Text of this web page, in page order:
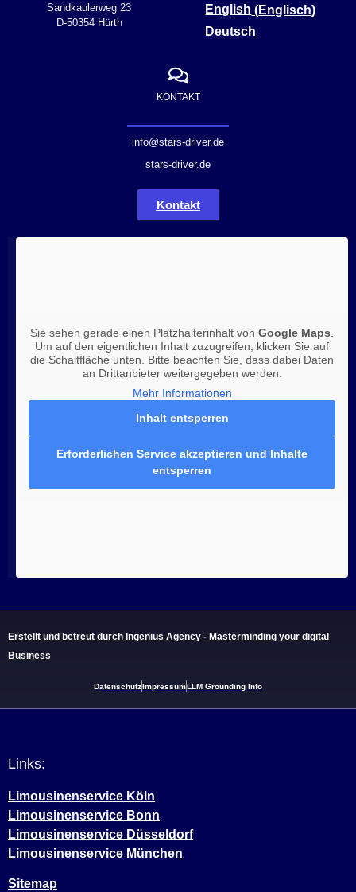
Sandkaulerweg 23
D-50354 Hürth
English (Englisch)
Deutsch
KONTAKT
info@stars-driver.de
stars-driver.de
Kontakt
Sie sehen gerade einen Platzhalterinhalt von Google Maps
Um auf den eigentlichen Inhalt zuzugreifen, klicken Sie auf
die Schaltfläche unten. Bitte beachten Sie, dass dabei Daten
an Drittanbieter weitergegeben werden.
Mehr Informationen
Inhalt entsperren
Erforderlichen Service akzeptieren und Inhalte
entsperren
Erstellt und betreut durch Ingenius Agency - Masterminding your digital
Business
DatenschutzImpressumLLM Grounding Info
Links:
Limousinenservice Köln
Limousinenservice Bonn
Limousinenservice Düsseldorf
Limousinenservice München
Sitemap